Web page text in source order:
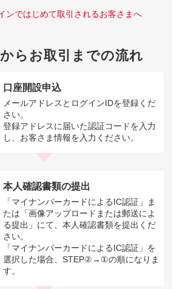
ンではじめて取引されるお客さまへ
らお取引までの流れ
口座開設申込
メールアドレスとログインIDを登録くだ
さい。
登録アドレスに届いた認証コードを入力
し、お客さま情報を入力ください。
本人確認書類の提出
「マイナンバーカードによるIC認証」ま
たは「画像アップロードまたは郵送によ
る提出」にて、本人確認書類を提出くだ
さい。
「マイナンバーカードによるIC認証」を
選択した場合、STEP②→①の順になりま
す。